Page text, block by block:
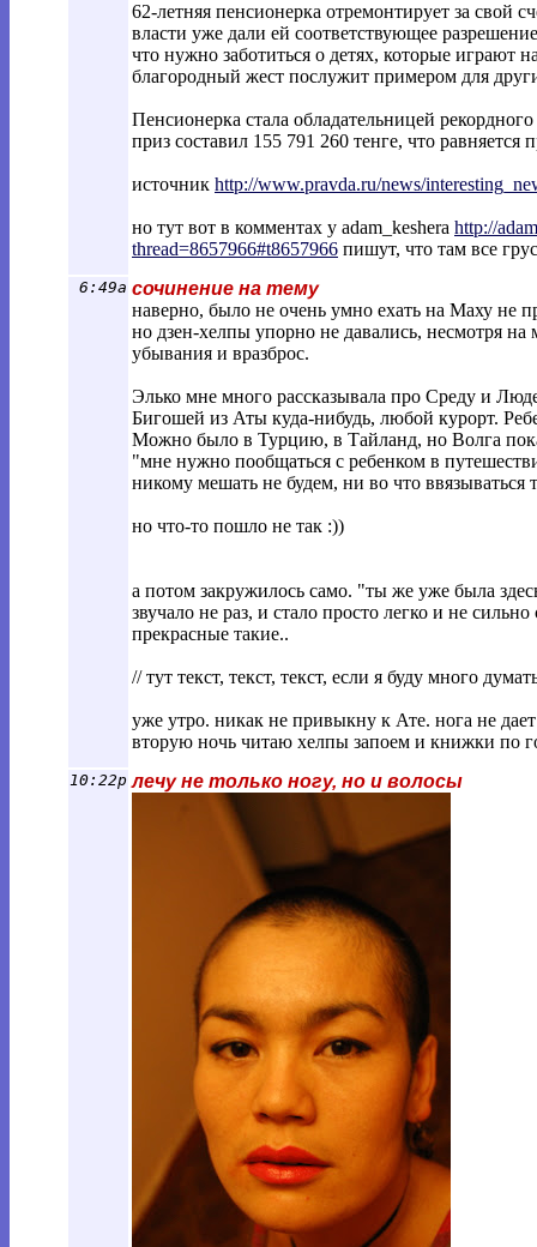
62-летняя пенсионерка отремонтирует за свой
власти уже дали ей соответствующее
что нужно заботиться о детях, которые играют
благородный жест послужит примером для
Пенсионерка стала обладательницей
приз составил 155 791 260 тенге, что
источник http://www.pravda.ru/news/interesting_n
но тут вот в комментах у adam_keshera http://
thread=8657966#t8657966 пишут, что там все
6:49a сочинение на тему
наверно, было не очень умно ехать на Маху не
но дзен-хелпы упорно не давались, несмотря
убывания и вразброс.
Элько мне много рассказывала про Среду и
Бигошей из Аты куда-нибудь, любой курорт.
Можно было в Турцию, в Тайланд, но Волга
"мне нужно пообщаться с ребенком в
никому мешать не будем, ни во что
но что-то пошло не так :))
а потом закружилось само. "ты же уже была
звучало не раз, и стало просто легко и не
прекрасные такие..
// тут текст, текст, текст, если я буду много
уже утро. никак не привыкну к Ате. нога не
вторую ночь читаю хелпы запоем и книжки по
10:22p лечу не только ногу, но и волосы